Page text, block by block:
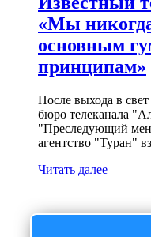
«Мы
основным
принципам»
После выхода в
бюро телеканала
"Преследующий
агентство "Туран"
Читать далее